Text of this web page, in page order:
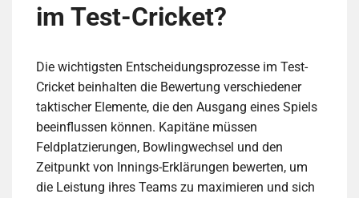
im Test-Cricket?
Die wichtigsten Entscheidungsprozesse im Test-
Cricket beinhalten die Bewertung verschiedener
taktischer Elemente, die den Ausgang eines Spiels
beeinflussen können. Kapitäne müssen
Feldplatzierungen, Bowlingwechsel und den
Zeitpunkt von Innings-Erklärungen bewerten, um
die Leistung ihres Teams zu maximieren und sich